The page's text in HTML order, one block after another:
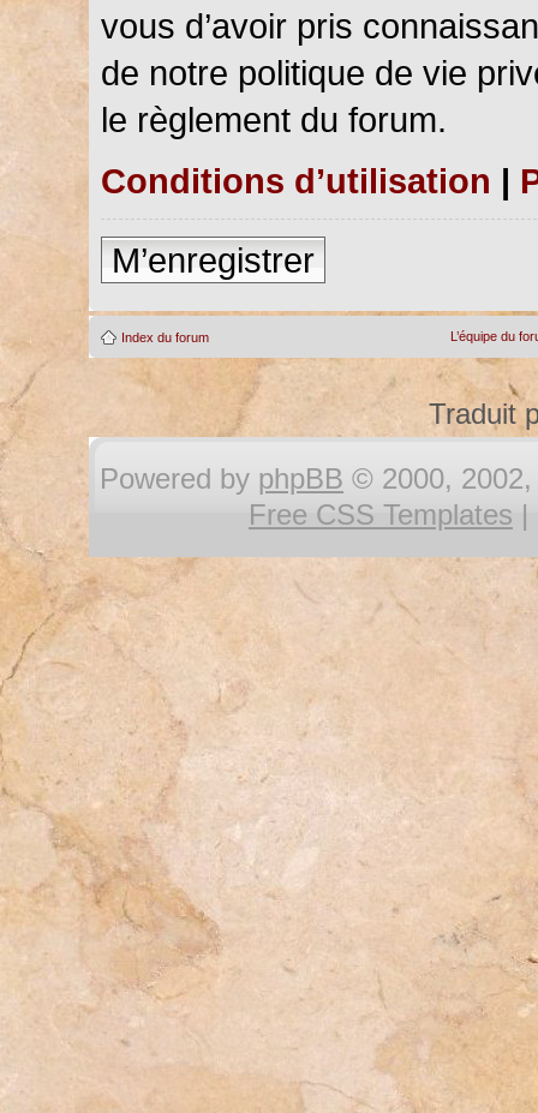
vous d’avoir pris
de notre politique de vie
le règlement du forum.
Conditions d’utilisation |
M’enregistrer
Index du forum L’équipe du
Traduit
Powered by phpBB © 2000, 2002,
Free CSS Templates |